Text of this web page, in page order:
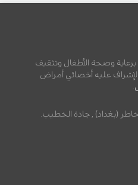
وصحة الأطفال وتثقيف
عليه أخصائي أمراض
.
(بغداد) , جادة الخطيب.